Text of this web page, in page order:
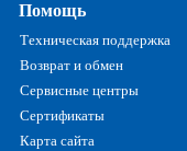
Помощь
Техническая поддержка
Возврат и обмен
Сервисные центры
Сертификаты
Карта сайта